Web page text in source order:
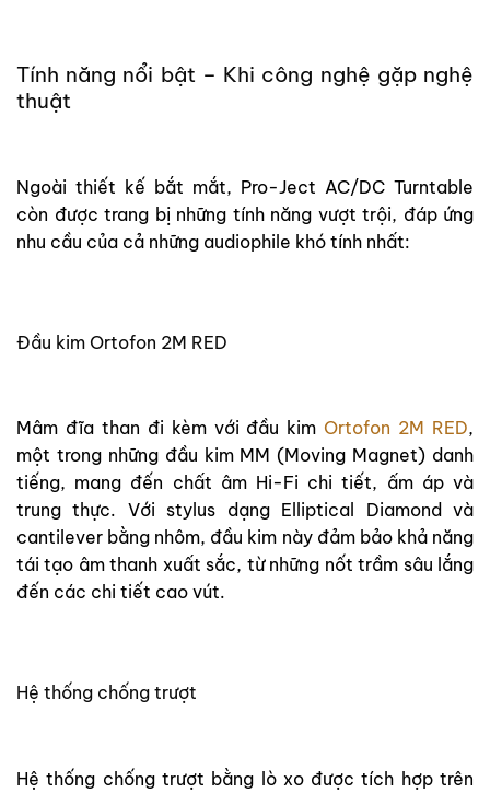
Tính năng nổi bật – Khi công nghệ gặp nghệ
thuật
Ngoài thiết kế bắt mắt, Pro-Ject AC/DC Turntable
còn được trang bị những tính năng vượt trội, đáp ứng
nhu cầu của cả những audiophile khó tính nhất:
Đầu kim Ortofon 2M RED
Mâm đĩa than đi kèm với đầu kim Ortofon 2M RED,
một trong những đầu kim MM (Moving Magnet) danh
tiếng, mang đến chất âm Hi-Fi chi tiết, ấm áp và
trung thực. Với stylus dạng Elliptical Diamond và
cantilever bằng nhôm, đầu kim này đảm bảo khả năng
tái tạo âm thanh xuất sắc, từ những nốt trầm sâu lắng
đến các chi tiết cao vút.
Hệ thống chống trượt
Hệ thống chống trượt bằng lò xo được tích hợp trên